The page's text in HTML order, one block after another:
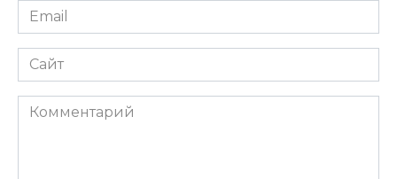
Email
*
Сайт
Комментарий